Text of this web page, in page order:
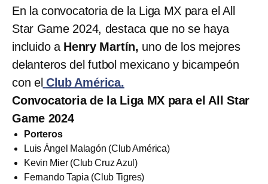
En la convocatoria de la Liga MX para el All
Star Game 2024, destaca que no se haya
incluido aHenry Martín, uno de los mejores
delanteros del futbol mexicano y bicampeón
con el Club América.
Convocatoria de la Liga MX para el All Star
Game 2024
Porteros
Luis Ángel Malagón (Club América)
Kevin Mier (Club Cruz Azul)
Fernando Tapia (Club Tigres)